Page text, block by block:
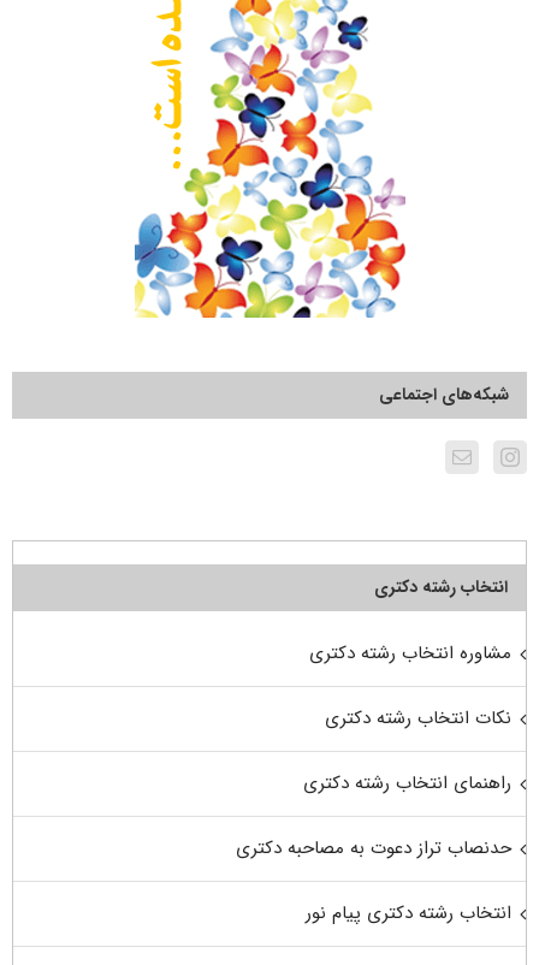
شبکه‌های اجتماعی
انتخاب رشته دکتری
مشاوره انتخاب رشته دکتری
نکات انتخاب رشته دکتری
راهنمای انتخاب رشته دکتری
حدنصاب تراز دعوت به مصاحبه دکتری
انتخاب رشته دکتری پیام نور